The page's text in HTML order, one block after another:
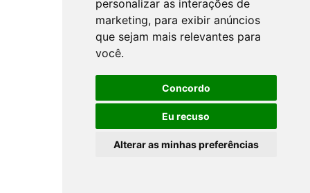
personalizar as interações de
marketing, para exibir anúncios
que sejam mais relevantes para
você.
Concordo
Eu recuso
Alterar as minhas preferências